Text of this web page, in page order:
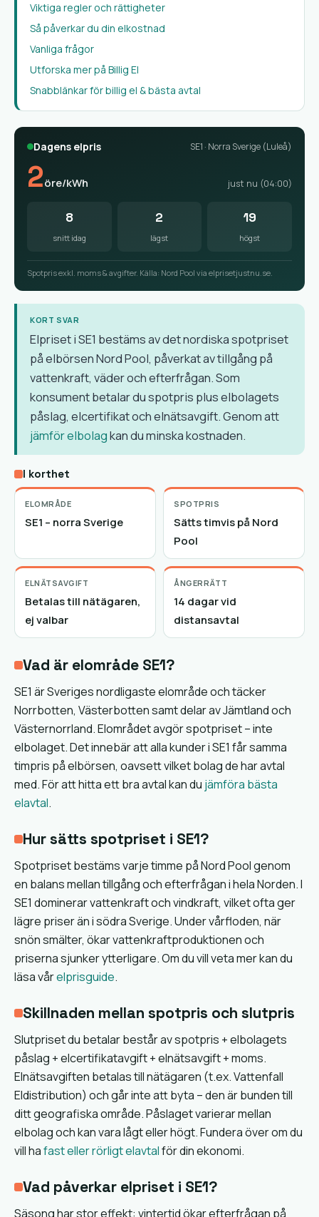
Viktiga regler och rättigheter
Så påverkar du din elkostnad
Vanliga frågor
Utforska mer på Billig El
Snabblänkar för billig el & bästa avtal
Dagens elpris SE1 · Norra Sverige (Luleå)
2öre/kWh just nu (04:00)
8
snitt idag
2
lägst
19
högst
Spotpris exkl. moms & avgifter. Källa: Nord Pool via elprisetjustnu.se.
KORT SVAR
Elpriset i SE1 bestäms av det nordiska spotpriset
på elbörsen Nord Pool, påverkat av tillgång på
vattenkraft, väder och efterfrågan. Som
konsument betalar du spotpris plus elbolagets
påslag, elcertifikat och elnätsavgift. Genom att
jämför elbolagkan du minska kostnaden.
I korthet
ELOMRÅDE
SE1 – norra Sverige
SPOTPRIS
Sätts timvis på Nord
Pool
ELNÄTSAVGIFT
Betalas till nätägaren,
ej valbar
ÅNGERRÄTT
14 dagar vid
distansavtal
Vad är elområde SE1?
SE1 är Sveriges nordligaste elområde och täcker
Norrbotten, Västerbotten samt delar av Jämtland och
Västernorrland. Elområdet avgör spotpriset – inte
elbolaget. Det innebär att alla kunder i SE1 får samma
timpris på elbörsen, oavsett vilket bolag de har avtal
med. För att hitta ett bra avtal kan du jämföra bästa
elavtal.
Hur sätts spotpriset i SE1?
Spotpriset bestäms varje timme på Nord Pool genom
en balans mellan tillgång och efterfrågan i hela Norden. I
SE1 dominerar vattenkraft och vindkraft, vilket ofta ger
lägre priser än i södra Sverige. Under vårfloden, när
snön smälter, ökar vattenkraftproduktionen och
priserna sjunker ytterligare. Om du vill veta mer kan du
läsa vårelprisguide.
Skillnaden mellan spotpris och slutpris
Slutpriset du betalar består av spotpris + elbolagets
påslag + elcertifikatavgift + elnätsavgift + moms.
Elnätsavgiften betalas till nätägaren (t.ex. Vattenfall
Eldistribution) och går inte att byta – den är bunden till
ditt geografiska område. Påslaget varierar mellan
elbolag och kan vara lågt eller högt. Fundera över om du
vill hafast eller rörligt elavtalför din ekonomi.
Vad påverkar elpriset i SE1?
Säsong har stor effekt: vintertid ökar efterfrågan på